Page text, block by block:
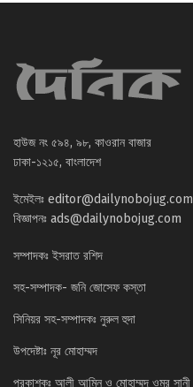
হাউজ নং ৫৯৪, ৯৮, কাওরান বাজার
ঢাকা-১২১৫, বাংলাদেশ
ইমেইলঃ editor@dailynobojug.com
বিজ্ঞাপনঃ ads@dailynobojug.com
সম্পাদকঃ ইসরাত রশিদ
সহ-সম্পাদক- জনি জোসেফ কস্তা
সিনিয়র সহ-সম্পাদকঃ নুরুল হুদা
উপদেষ্টাঃ নূর মোহাম্মদ
প্রকাশকঃ আলী আমিন ও মোহাম্মদ ওমর সানী